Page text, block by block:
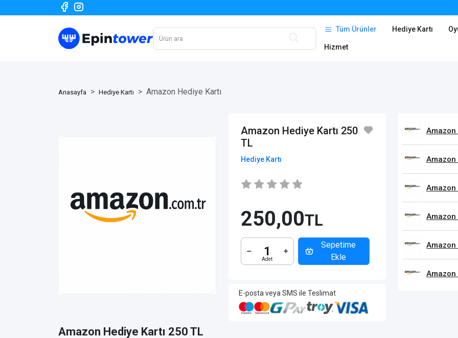
Tüm Ürünler Hediye Kartı
Hizmet
Anasayfa Hediye Kartı Amazon Hediye Kartı
Amazon Hediye Kartı 250
TL
Hediye Kartı
250,00TL
Sepetime
Ekle
E-posta veya SMS ile Teslimat
Amazon Hediye Kartı 250 TL
Amazon
Amazon
Amazon
Amazon
Amazon
Amazon